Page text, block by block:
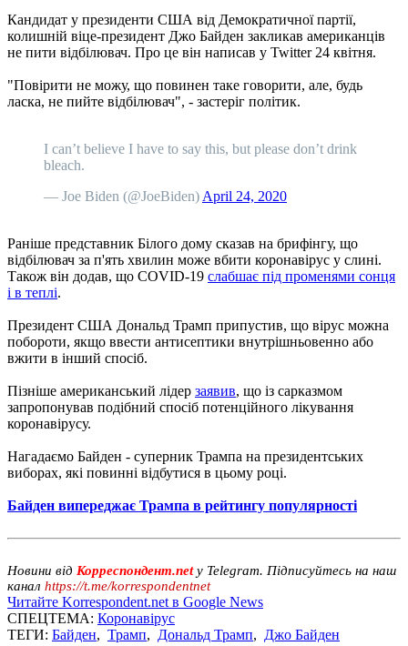
Кандидат у президенти США від Демократичної партії,
колишній віце-президент Джо Байден закликав американців
не пити відбілювач. Про це він написав у Twitter 24 квітня.
"Повірити не можу, що повинен таке говорити, але, будь
ласка, не пийте відбілювач", - застеріг політик.
I can’t believe I have to say this, but please don’t drink
bleach.
— Joe Biden (@JoeBiden) April 24, 2020
Раніше представник Білого дому сказав на брифінгу, що
відбілювач за п'ять хвилин може вбити коронавірус у слині.
Також він додав, що COVID-19 слабшає під променями сонця
і в теплі.
Президент США Дональд Трамп припустив, що вірус можна
побороти, якщо ввести антисептики внутрішньовенно або
вжити в інший спосіб.
Пізніше американський лідер заявив, що із сарказмом
запропонував подібний спосіб потенційного лікування
коронавірусу.
Нагадаємо Байден - суперник Трампа на президентських
виборах, які повинні відбутися в цьому році.
Байден випереджає Трампа в рейтингу популярності
Новини від Корреспондент.netу Telegram. Підписуйтесь на наш
канал https://t.me/korrespondentnet
Читайте Korrespondent.net в Google News
СПЕЦТЕМА: Коронавірус
ТЕГИ: Байден, Трамп, Дональд Трамп, Джо Байден